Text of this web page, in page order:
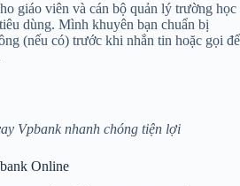
giáo viên và cán bộ quản lý trường học
dùng. Mình khuyên bạn chuẩn bị
(nếu có) trước khi nhắn tin hoặc gọi để
Vpbank nhanh chóng tiện lợi
Online